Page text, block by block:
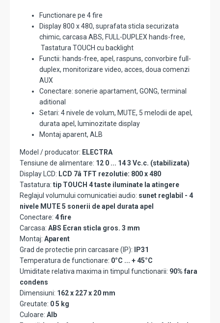
Functionare pe 4 fire
Display 800 x 480, suprafata sticla securizata
chimic, carcasa ABS, FULL-DUPLEX hands-free,
Tastatura TOUCH cu backlight
Functii: hands-free, apel, raspuns, convorbire full-
duplex, monitorizare video, acces, doua comenzi
AUX
Conectare: sonerie apartament, GONG, terminal
aditional
Setari: 4 nivele de volum, MUTE, 5 melodii de apel,
durata apel, luminozitate display
Montaj aparent, ALB
Model / producator: ELECTRA
Tensiune de alimentare: 12 0 ... 14 3 Vc.c. (stabilizata)
Display LCD: LCD 7â TFT rezolutie: 800 x 480
Tastatura: tip TOUCH 4 taste iluminate la atingere
Reglajul volumului comunicatiei audio: sunet reglabil - 4
nivele MUTE 5 sonerii de apel durata apel
Conectare: 4 fire
Carcasa: ABS Ecran sticla gros. 3 mm
Montaj: Aparent
Grad de protectie prin carcasare (IP):
IP31
Temperatura de functionare: 0°C ... + 45°C
Umiditate relativa maxima in timpul functionarii: 90% fara
condens
Dimensiuni: 162 x 227 x 20 mm
Greutate: 0 5 kg
Culoare: Alb